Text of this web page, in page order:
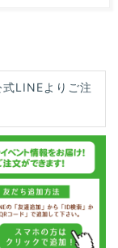
式LINEよりご注